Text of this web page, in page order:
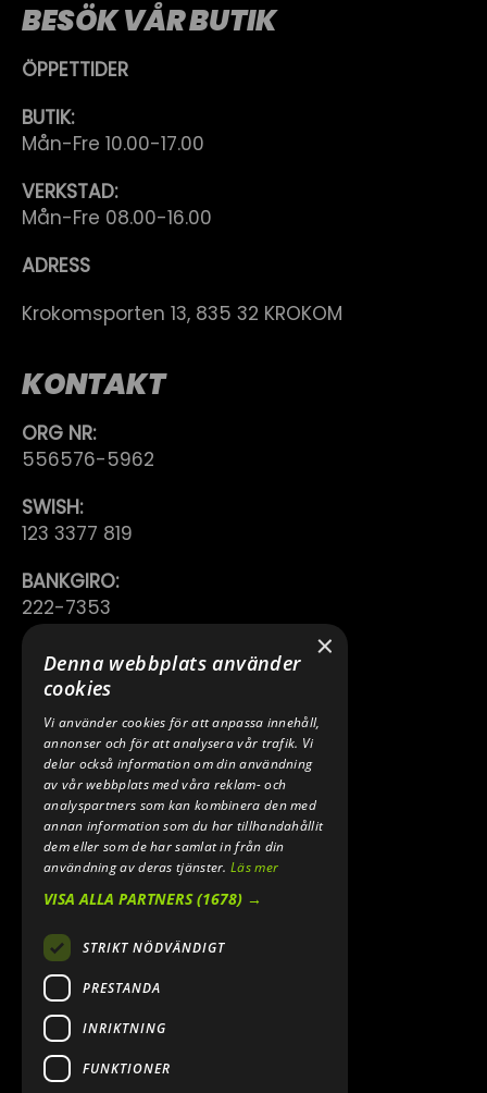
BESÖK VÅR BUTIK
ÖPPETTIDER
BUTIK:
Mån-Fre 10.00-17.00
VERKSTAD:
Mån-Fre 08.00-16.00
ADRESS
Krokomsporten 13, 835 32 KROKOM
KONTAKT
ORG NR:
556576-5962
SWISH:
123 3377 819
BANKGIRO:
222-7353
TELEFON:
0640 200 50
E-POST:
INFO@SPEEDSHOPEN.SE
ÅNGRA MITT KÖP
2026. ALL RIGHTS RESERVED.
×
Denna webbplats använder
cookies
Vi använder cookies för att anpassa innehåll,
annonser och för att analysera vår trafik. Vi
delar också information om din användning
av vår webbplats med våra reklam- och
analyspartners som kan kombinera den med
annan information som du har tillhandahållit
dem eller som de har samlat in från din
användning av deras tjänster.Läs mer
VISA ALLA PARTNERS(1678) →
STRIKT NÖDVÄNDIGT
PRESTANDA
INRIKTNING
FUNKTIONER